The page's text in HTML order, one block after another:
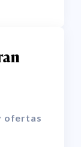
ofertas